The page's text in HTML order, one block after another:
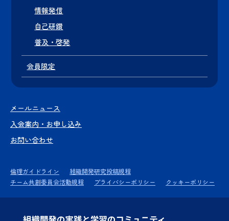
情報発信
自己研鑽
普及・啓発
会員限定
メールニュース
入会案内・お申し込み
お問い合わせ
倫理ガイドライン
組織開発研究投稿規程
チーム共創委員会活動規程
プライバシーポリシー クッキーポリシー